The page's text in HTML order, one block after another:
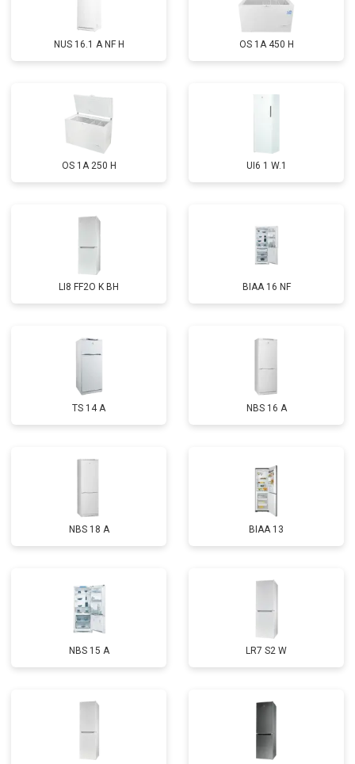
NUS 16.1 A NF H OS 1A 450 H
OS 1A 250 H UI6 1 W.1
LI8 FF2O K BH BIAA 16 NF
TS 14 A NBS 16 A
NBS 18 A BIAA 13
NBS 15 A LR7 S2 W